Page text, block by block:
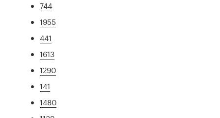
744
1955
441
1613
1290
141
1480